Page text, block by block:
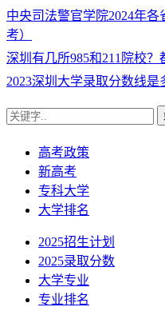
中央司法警官学院2024年
考）
深圳有几所985和211院校？
2023深圳大学录取分数线是
高考政策
新高考
专科大学
大学排名
2025招生计划
2025录取分数
大学专业
专业排名